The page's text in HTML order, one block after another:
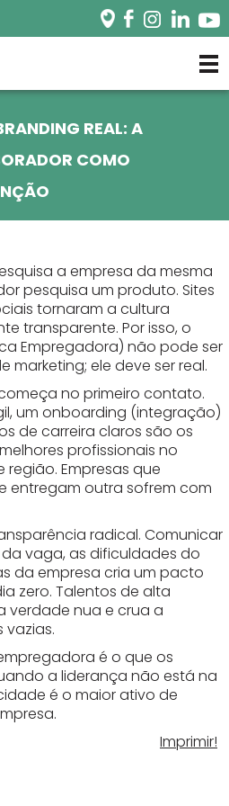
REAL: A
COMO
a empresa da mesma
pesquisa um produto. Sites
tornaram a cultura
transparente. Por isso, o
Empregadora) não pode ser
ele deve ser real.
no primeiro contato.
um onboarding (integração)
de carreira claros são os
profissionais no
Empresas que
entregam outra sofrem com
radical. Comunicar
vaga, as dificuldades do
da empresa cria um pacto
zero. Talentos de alta
verdade nua e crua a
é o que os
a liderança não está na
é o maior ativo de
Imprimir!